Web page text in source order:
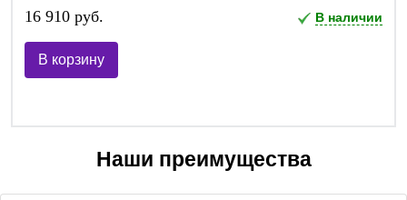
16 910 руб. В наличии
В корзину
Наши преимущества